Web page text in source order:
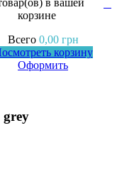
в вашей
корзине
Всего 0,00 грн
корзину
Оформить
grey